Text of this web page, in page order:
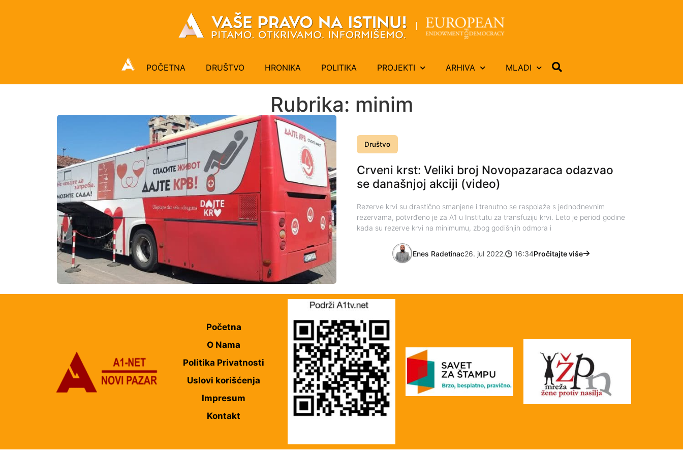
POČETNA DRUŠTVO HRONIKA POLITIKA PROJEKTI ARHIVA MLADI
Rubrika: minim
Društvo
Crveni krst: Veliki broj Novopazaraca odazvao
se današnjoj akciji (video)
Rezerve krvi su drastično smanjene i trenutno se raspolaže s jednodnevnim
rezervama, potvrđeno je za A1 u Institutu za transfuziju krvi. Leto je period godine
kada su rezerve krvi na minimumu, zbog godišnjih odmora i
Enes Radetinac26. jul 2022. 16:34Pročitajte više
Početna
O Nama
Politika Privatnosti
Uslovi korišćenja
Impresum
Kontakt